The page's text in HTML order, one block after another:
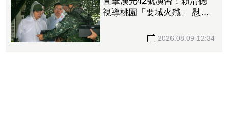
視導桃園「要域火殲」 慰問
2026.08.09 12:34